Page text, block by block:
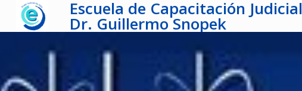
Escuela de Capacitación Judicial
Dr. Guillermo Snopek